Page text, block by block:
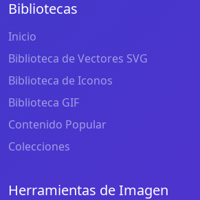
Bibliotecas
Inicio
Biblioteca de Vectores SVG
Biblioteca de Iconos
Biblioteca GIF
Contenido Popular
Colecciones
Herramientas de Imagen